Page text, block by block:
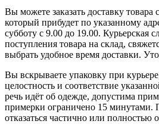
Вы можете заказать доставку
который прибудет по указанному
субботу с 9.00 до 19.00. Курьерская
поступления товара на склад,
выбрать удобное время доставки.
Вы вскрываете упаковку при
целостность и соответствие
речь идёт об одежде, допустима
примерки ограничено 15 минутами.
отказаться частично или полностью